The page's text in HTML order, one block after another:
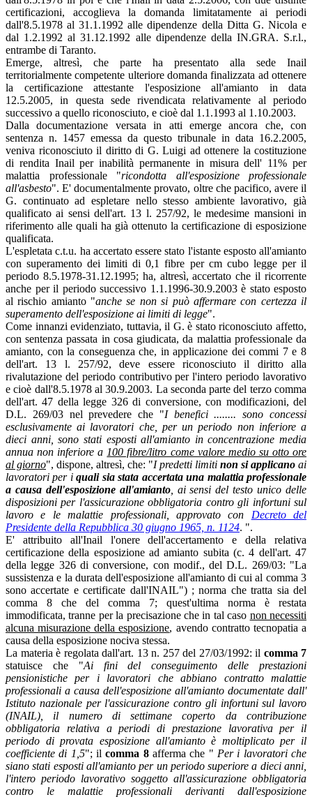
certificazioni, accoglieva la domanda limitatamente ai periodi
dall'8.5.1978 al 31.1.1992 alle dipendenze della Ditta G. Nicola e
dal 1.2.1992 al 31.12.1992 alle dipendenze della IN.GRA. S.r.l.,
entrambe di Taranto.
Emerge, altresì, che parte ha presentato alla sede Inail
territorialmente competente ulteriore domanda finalizzata ad ottenere
la certificazione attestante l'esposizione all'amianto in data
12.5.2005, in questa sede rivendicata relativamente al periodo
successivo a quello riconosciuto, e cioè dal 1.1.1993 al 1.10.2003.
Dalla documentazione versata in atti emerge ancora che, con
sentenza n. 1457 emessa da questo tribunale in data 16.2.2005,
veniva riconosciuto il diritto di G. Luigi ad ottenere la costituzione
di rendita Inail per inabilità permanente in misura dell' 11% per
malattia professionale "ricondotta all'esposizione professionale
all'asbesto". E' documentalmente provato, oltre che pacifico, avere il
G. continuato ad espletare nello stesso ambiente lavorativo, già
qualificato ai sensi dell'art. 13 l. 257/92, le medesime mansioni in
riferimento alle quali ha già ottenuto la certificazione di esposizione
qualificata.
L'espletata c.t.u. ha accertato essere stato l'istante esposto all'amianto
con superamento dei limiti di 0,1 fibre per cm cubo legge per il
periodo 8.5.1978-31.12.1995; ha, altresì, accertato che il ricorrente
anche per il periodo successivo 1.1.1996-30.9.2003 è stato esposto
al rischio amianto "anche se non si può affermare con certezza il
superamento dell'esposizione ai limiti di legge".
Come innanzi evidenziato, tuttavia, il G. è stato riconosciuto affetto,
con sentenza passata in cosa giudicata, da malattia professionale da
amianto, con la conseguenza che, in applicazione dei commi 7 e 8
dell'art. 13 l. 257/92, deve essere riconosciuto il diritto alla
rivalutazione del periodo contributivo per l'intero periodo lavorativo
e cioè dall'8.5.1978 al 30.9.2003. La seconda parte del terzo comma
dell'art. 47 della legge 326 di conversione, con modificazioni, del
D.L. 269/03 nel prevedere che "I benefici ........ sono concessi
esclusivamente ai lavoratori che, per un periodo non inferiore a
dieci anni, sono stati esposti all'amianto in concentrazione media
annua non inferiore a 100 fibre/litro come valore medio su otto ore
al giorno", dispone, altresì, che: "I predetti limiti non si applicano ai
lavoratori per iquali sia stata accertata una malattia professionale
a causa dell'esposizione all'amianto, ai sensi del testo unico delle
disposizioni per l'assicurazione obbligatoria contro gli infortuni sul
lavoro e le malattie professionali, approvato con Decreto del
Presidente della Repubblica 30 giugno 1965, n. 1124. ".
E' attribuito all'Inail l'onere dell'accertamento e della relativa
certificazione della esposizione ad amianto subita (c. 4 dell'art. 47
della legge 326 di conversione, con modif., del D.L. 269/03: "La
sussistenza e la durata dell'esposizione all'amianto di cui al comma 3
sono accertate e certificate dall'INAIL") ; norma che tratta sia del
comma 8 che del comma 7; quest'ultima norma è restata
immodificata, tranne per la precisazione che in tal caso non necessiti
alcuna misurazione della esposizione, avendo contratto tecnopatia a
causa della esposizione nociva stessa.
La materia è regolata dall'art. 13 n. 257 del 27/03/1992: il comma 7
statuisce che "Ai fini del conseguimento delle prestazioni
pensionistiche per i lavoratori che abbiano contratto malattie
professionali a causa dell'esposizione all'amianto documentate dall'
Istituto nazionale per l'assicurazione contro gli infortuni sul lavoro
(INAIL), il numero di settimane coperto da contribuzione
obbligatoria relativa a periodi di prestazione lavorativa per il
periodo di provata esposizione all'amianto è moltiplicato per il
coefficiente di 1,5"; ilcomma 8afferma che " Per i lavoratori che
siano stati esposti all'amianto per un periodo superiore a dieci anni,
l'intero periodo lavorativo soggetto all'assicurazione obbligatoria
contro le malattie professionali derivanti dall'esposizione